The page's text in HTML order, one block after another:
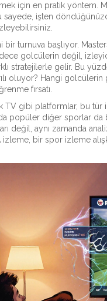
için en pratik yöntem .
sayede, işten
bir turnuva başlıyor.
golcülerin değil,
stratejilerle gelir. Bu
oluyor? Hangi
fırsatı.
TV gibi platformlar, bu tür
popüler diğer sporlar
değil, aynı zamanda
izleme, bir spor izleme